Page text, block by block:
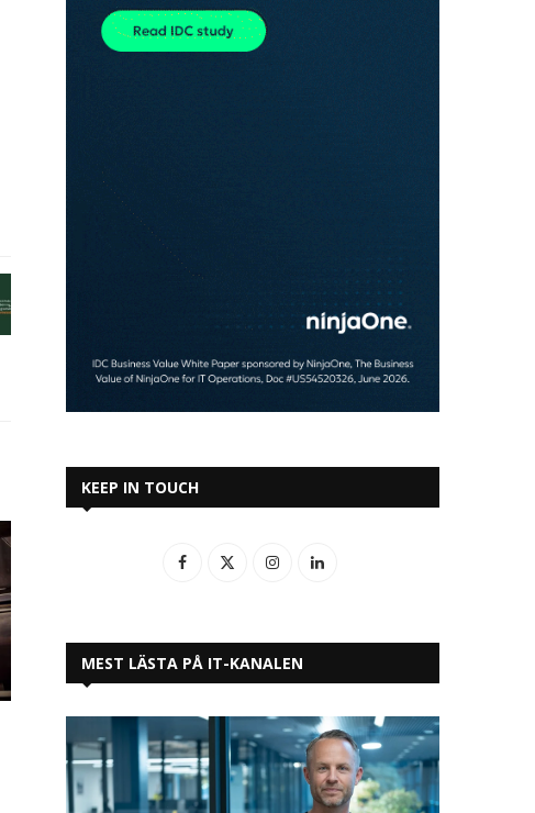
Gröna Lund rekryterar över 1 000
skräckälskande medarbetare
till...
2025-08-11
PION Group rekryterar
Eriksson som ny
2025-07-24
KEEP IN TOUCH
MEST LÄSTA PÅ IT-KANALEN